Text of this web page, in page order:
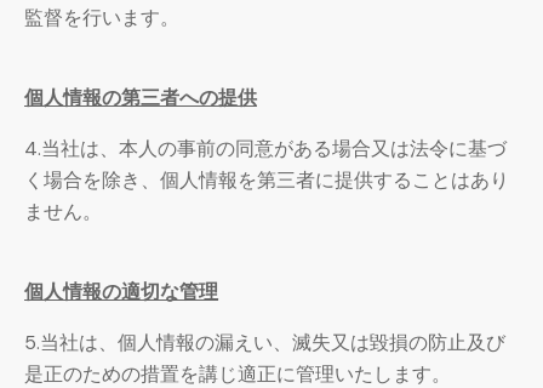
監督を行います。
個人情報の第三者への提供
4.当社は、本人の事前の同意がある場合又は法令に基づ
く場合を除き、個人情報を第三者に提供することはあり
ません。
個人情報の適切な管理
5.当社は、個人情報の漏えい、滅失又は毀損の防止及び
是正のための措置を講じ適正に管理いたします。